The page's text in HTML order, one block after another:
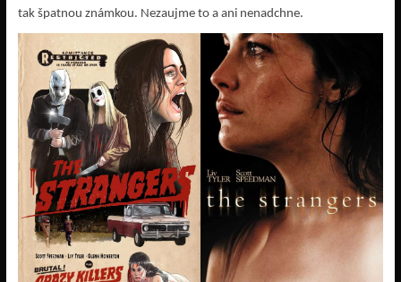
tak špatnou známkou. Nezaujme to a ani nenadchne.